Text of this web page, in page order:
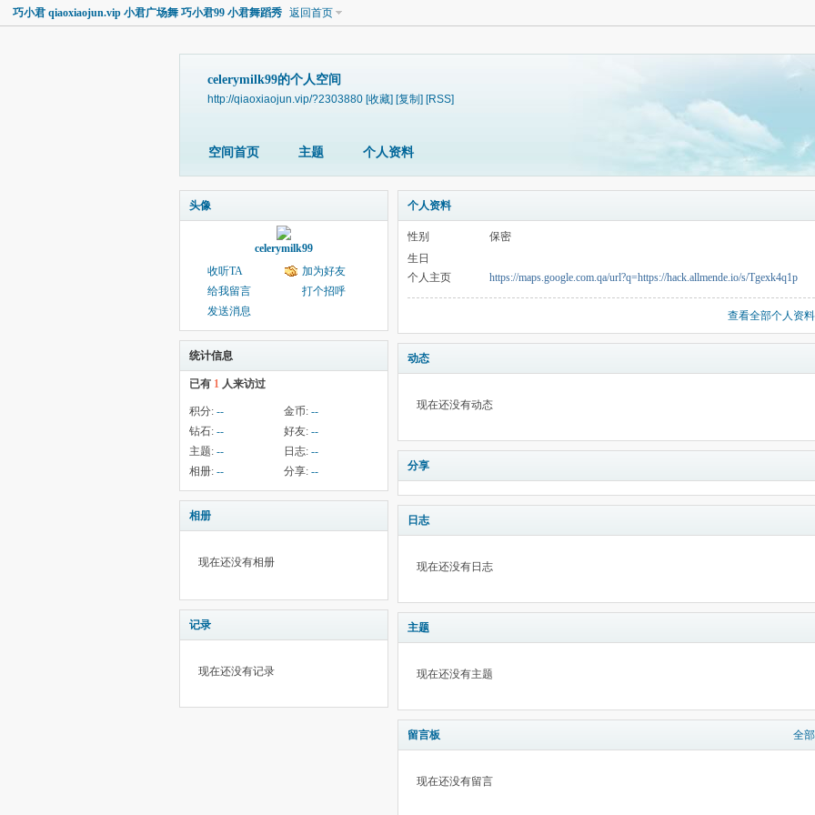
巧小君 qiaoxiaojun.vip 小君广场舞 巧小君99 小君舞蹈秀 返回首页
celerymilk99的个人空间
http://qiaoxiaojun.vip/?2303880 [收藏] [复制] [RSS]
空间首页 主题 个人资料
头像
celerymilk99
收听TA
加为好友
给我留言
打个招呼
发送消息
统计信息
已有 1 人来访过
积分: -- 金币: --
钻石: -- 好友: --
主题: -- 日志: --
相册: -- 分享: --
相册
现在还没有相册
记录
现在还没有记录
个人资料
性别
保密
生日
个人主页
https://maps.google.com.qa/url?q=https://hack.allmende.io/s/Tgexk4q1p
查看全部个人资料
动态
现在还没有动态
分享
日志
现在还没有日志
主题
现在还没有主题
留言板 全部
现在还没有留言